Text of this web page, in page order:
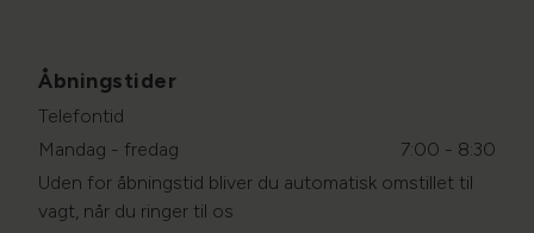
Åbningstider
Telefontid
Mandag - fredag
7:00 - 8:30
Uden for åbningstid bliver du automatisk omstillet til
vagt, når du ringer til os